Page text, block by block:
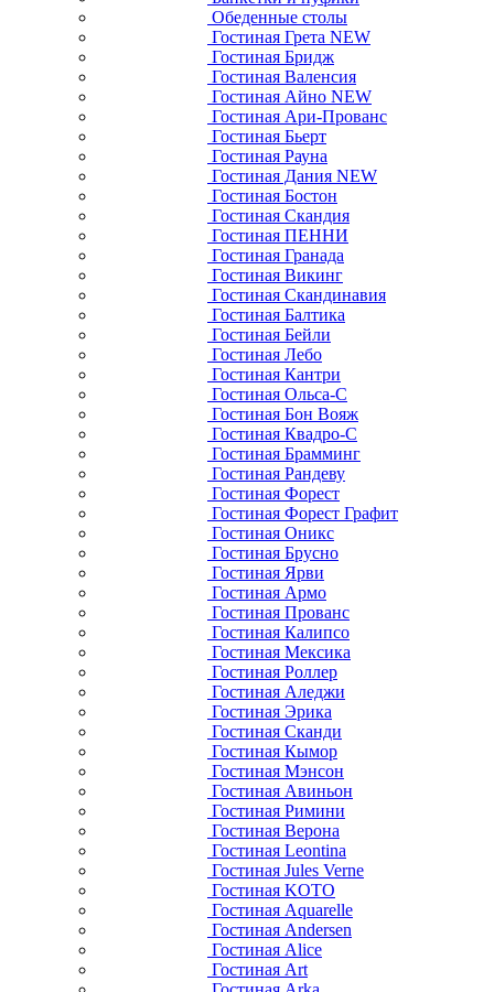
Обеденные столы
Гостиная Грета NEW
Гостиная Бридж
Гостиная Валенсия
Гостиная Айно NEW
Гостиная Ари-Прованс
Гостиная Бьерт
Гостиная Рауна
Гостиная Дания NEW
Гостиная Бостон
Гостиная Скандия
Гостиная ПЕННИ
Гостиная Гранада
Гостиная Викинг
Гостиная Скандинавия
Гостиная Балтика
Гостиная Бейли
Гостиная Лебо
Гостиная Кантри
Гостиная Ольса-С
Гостиная Бон Вояж
Гостиная Квадро-С
Гостиная Брамминг
Гостиная Рандеву
Гостиная Форест
Гостиная Форест Графит
Гостиная Оникс
Гостиная Брусно
Гостиная Ярви
Гостиная Армо
Гостиная Прованс
Гостиная Калипсо
Гостиная Мексика
Гостиная Роллер
Гостиная Аледжи
Гостиная Эрика
Гостиная Сканди
Гостиная Кымор
Гостиная Мэнсон
Гостиная Авиньон
Гостиная Римини
Гостиная Верона
Гостиная Leontina
Гостиная Jules Verne
Гостиная KOTO
Гостиная Aquarelle
Гостиная Andersen
Гостиная Alice
Гостиная Art